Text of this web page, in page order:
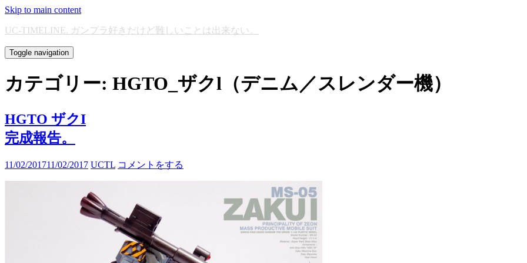
Skip to main content
UC-TIMELINE. ガンプラ好きだけど難しいことは出来ない。
Toggle navigation
カテゴリー: HGTO_ザクl（デニム／スレンダー機）
HGTO ザクI
完成報告。
11/02/201711/02/2017 UCTL コメントをする